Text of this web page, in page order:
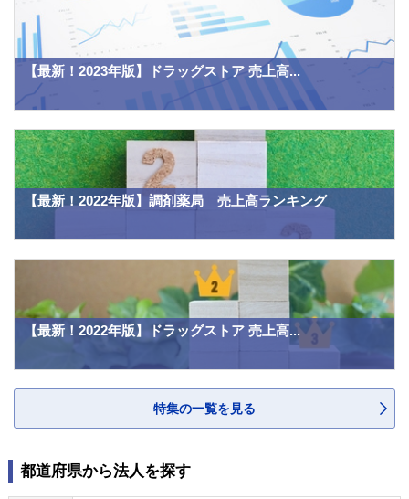
【最新！2023年版】ドラッグストア 売上高...
【最新！2022年版】調剤薬局 売上高ランキング
【最新！2022年版】ドラッグストア 売上高...
特集の一覧を見る
都道府県から法人を探す